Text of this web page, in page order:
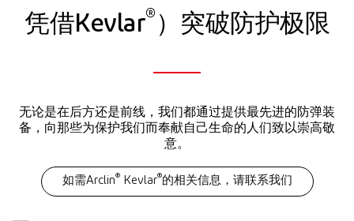
凭借Kevlar® ）突破防护极限
无论是在后方还是前线，我们都通过提供最先进的防弹装
备，向那些为保护我们而奉献自己生命的人们致以崇高敬
意。
如需Arclin® Kevlar® 的相关信息，请联系我们